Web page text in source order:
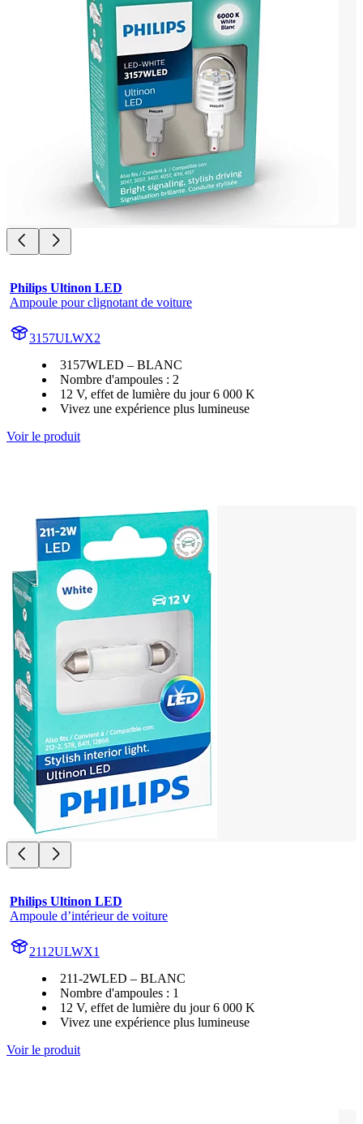
Philips Ultinon LED
Ampoule pour clignotant de voiture
3157ULWX2
3157WLED – BLANC
Nombre d'ampoules : 2
12 V, effet de lumière du jour 6 000 K
Vivez une expérience plus lumineuse
Voir le produit
Philips Ultinon LED
Ampoule d’intérieur de voiture
2112ULWX1
211-2WLED – BLANC
Nombre d'ampoules : 1
12 V, effet de lumière du jour 6 000 K
Vivez une expérience plus lumineuse
Voir le produit